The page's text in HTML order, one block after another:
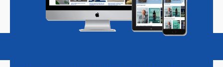
Magazine Podcasts Vacatures